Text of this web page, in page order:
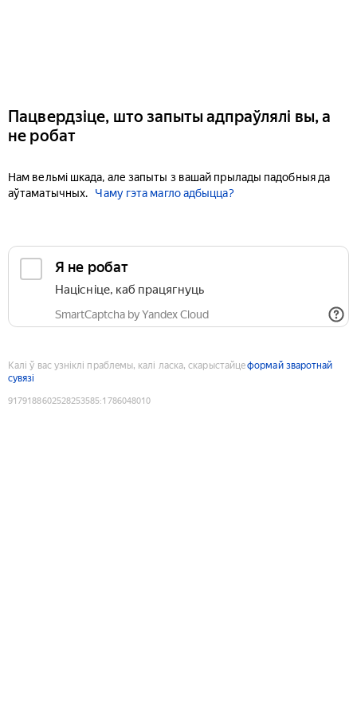
Пацвердзіце, што запыты адпраўлялі вы, а
не робат
Нам вельмі шкада, але запыты з вашай прылады падобныя да
аўтаматычных.
Чаму гэта магло адбыцца?
Я не робат
Націсніце, каб працягнуць
SmartCaptcha by Yandex Cloud
Калі ў вас узніклі праблемы, калі ласка, скарыстайцеформай зваротнай
сувязі
9179188602528253585:1786048010